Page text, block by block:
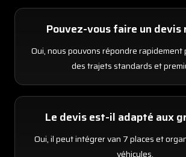
Pouvez-vous faire un devis
Oui, nous pouvons répondre rapidement
des trajets standards et
Le devis est-il adapté aux
Oui, il peut intégrer van 7 places et
véhicules.